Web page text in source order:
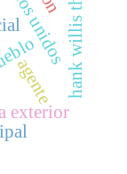
exterior
agente